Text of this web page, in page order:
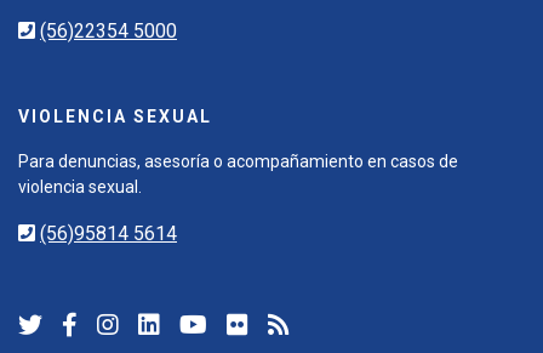
(56)22354 5000
VIOLENCIA SEXUAL
Para denuncias, asesoría o acompañamiento en casos de
violencia sexual.
(56)95814 5614